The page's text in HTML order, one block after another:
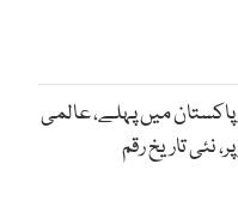
پاکستان میں پہلے، عالمی